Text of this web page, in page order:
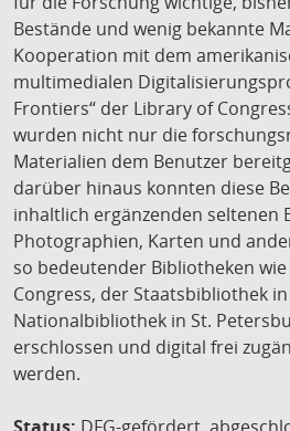
Bestände und wenig bekannte
Kooperation mit dem
multimedialen
Frontiers“ der Library of
wurden nicht nur die
Materialien dem Benutzer
darüber hinaus konnten diese
inhaltlich ergänzenden seltenen
Photographien, Karten und
so bedeutender Bibliotheken
Congress, der Staatsbibliothek
Nationalbibliothek in St.
erschlossen und digital frei
werden.